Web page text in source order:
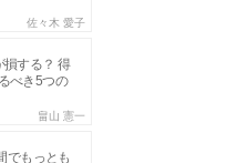
佐々木 愛子
損する？ 得
べき5つの
畠山 憲一
でもっとも